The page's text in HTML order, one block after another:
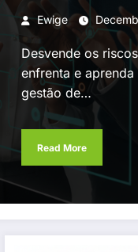
Ewige
Desvende os
enfrenta e
gestão de…
Read More